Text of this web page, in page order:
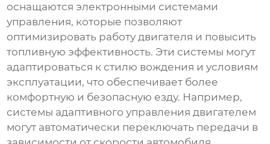
оснащаются электронными системами
управления, которые позволяют
оптимизировать работу двигателя и повысить
топливную эффективность. Эти системы могут
адаптироваться к стилю вождения и условиям
эксплуатации, что обеспечивает более
комфортную и безопасную езду. Например,
системы адаптивного управления двигателем
могут автоматически переключать передачи в